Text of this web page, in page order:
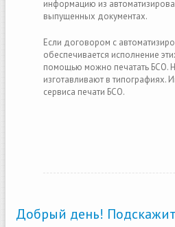
информацию из
выпущенных документах.
Если договором с
обеспечивается исполнение
помощью можно печатать БСО.
изготавливают в типографиях.
сервиса печати БСО.
Добрый день!